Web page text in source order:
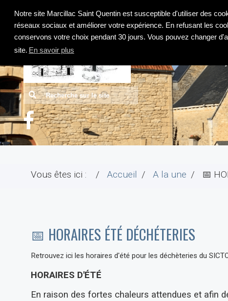
Notre site Marcillac Saint Quentin est susceptible d'utiliser des
réseaux sociaux et améliorer votre expérience. En refusant les
conservons votre choix pendant 30 jours. Vous pouvez changer
site. En savoir plus
Recherche
ACCUEIL
Vous êtes ici : Accueil A la une 📅
📅 HORAIRES ÉTÉ DÉCHÉTERIES
Retrouvez ici les horaires d'été pour les déchèteries du
HORAIRES D'ÉTÉ
En raison des fortes chaleurs attendues et afin